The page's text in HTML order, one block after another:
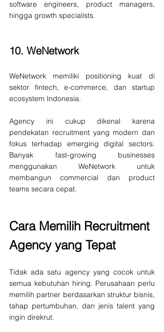
software engineers, product managers,
hingga growth specialists.
10. WeNetwork
WeNetwork memiliki positioning kuat di
sektor fintech, e-commerce, dan startup
ecosystem Indonesia.
Agency ini cukup dikenal karena
pendekatan recruitment yang modern dan
fokus terhadap emerging digital sectors.
Banyak fast-growing businesses
menggunakan WeNetwork untuk
membangun commercial dan product
teams secara cepat.
Cara Memilih Recruitment
Agency yang Tepat
Tidak ada satu agency yang cocok untuk
semua kebutuhan hiring. Perusahaan perlu
memilih partner berdasarkan struktur bisnis,
tahap pertumbuhan, dan jenis talent yang
ingin direkrut.